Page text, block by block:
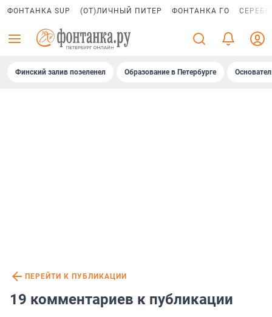
ФОНТАНКА SUP (ОТ)ЛИЧНЫЙ ПИТЕР ФОНТАНКА ГО
Финский залив позеленел Образование в Петербурге
ПЕРЕЙТИ К ПУБЛИКАЦИИ
19 комментариев к публикации